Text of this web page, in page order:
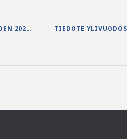
JS-PUHDISTAMON VUODEN 2025 VUOSIKERTOMUS ON JULKAISTU